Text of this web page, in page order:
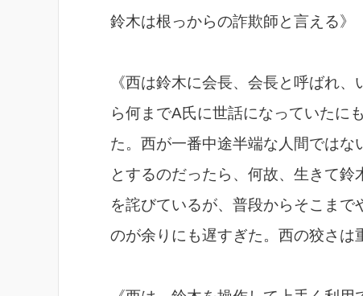
鈴木は根っからの詐欺師と言える》
《西は鈴木に会長、会長と呼ばれ
ら何までA氏に世話になっていたに
た。西が一番中途半端な人間ではな
とするのだったら、何故、生きて
を詫びているが、普段からそこま
のが余りにも遅すぎた。西の狡さは